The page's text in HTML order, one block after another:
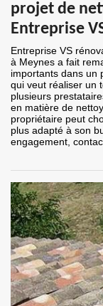
projet de
Entreprise
Entreprise VS
à Meynes a fait
importants dans un
qui veut réaliser un
plusieurs
en matière de
propriétaire peut
plus adapté à son
engagement,